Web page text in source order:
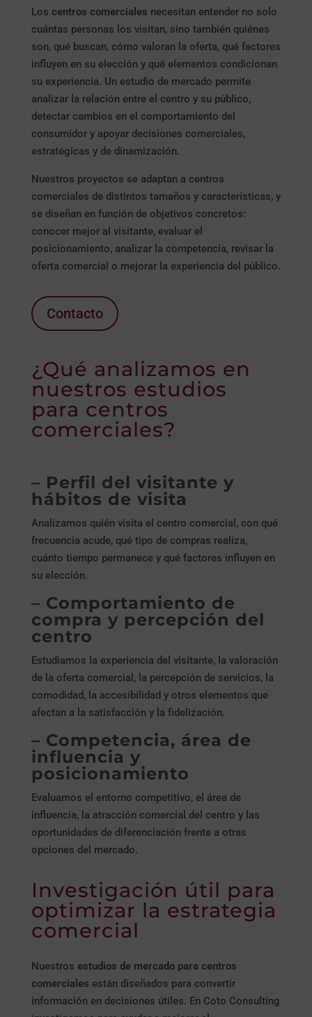
Los centros comerciales necesitan entender no solo
cuántas personas los visitan, sino también quiénes
son, qué buscan, cómo valoran la oferta, qué factores
influyen en su elección y qué elementos condicionan
su experiencia. Un estudio de mercado permite
analizar la relación entre el centro y su público,
detectar cambios en el comportamiento del
consumidor y apoyar decisiones comerciales,
estratégicas y de dinamización.
Nuestros proyectos se adaptan a centros
comerciales de distintos tamaños y características, y
se diseñan en función de objetivos concretos:
conocer mejor al visitante, evaluar el
posicionamiento, analizar la competencia, revisar la
oferta comercial o mejorar la experiencia del público.
Contacto
¿Qué analizamos en
nuestros estudios
para centros
comerciales?
– Perfil del visitante y
hábitos de visita
Analizamos quién visita el centro comercial, con qué
frecuencia acude, qué tipo de compras realiza,
cuánto tiempo permanece y qué factores influyen en
su elección.
– Comportamiento de
compra y percepción del
centro
Estudiamos la experiencia del visitante, la valoración
de la oferta comercial, la percepción de servicios, la
comodidad, la accesibilidad y otros elementos que
afectan a la satisfacción y la fidelización.
– Competencia, área de
influencia y
posicionamiento
Evaluamos el entorno competitivo, el área de
influencia, la atracción comercial del centro y las
oportunidades de diferenciación frente a otras
opciones del mercado.
Investigación útil para
optimizar la estrategia
comercial
Nuestros estudios de mercado para centros
comerciales están diseñados para convertir
información en decisiones útiles. En Coto Consulting